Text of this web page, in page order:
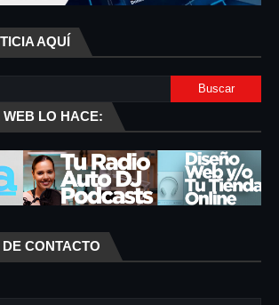
AQUÍ
WEB LO HACE:
CONTACTO